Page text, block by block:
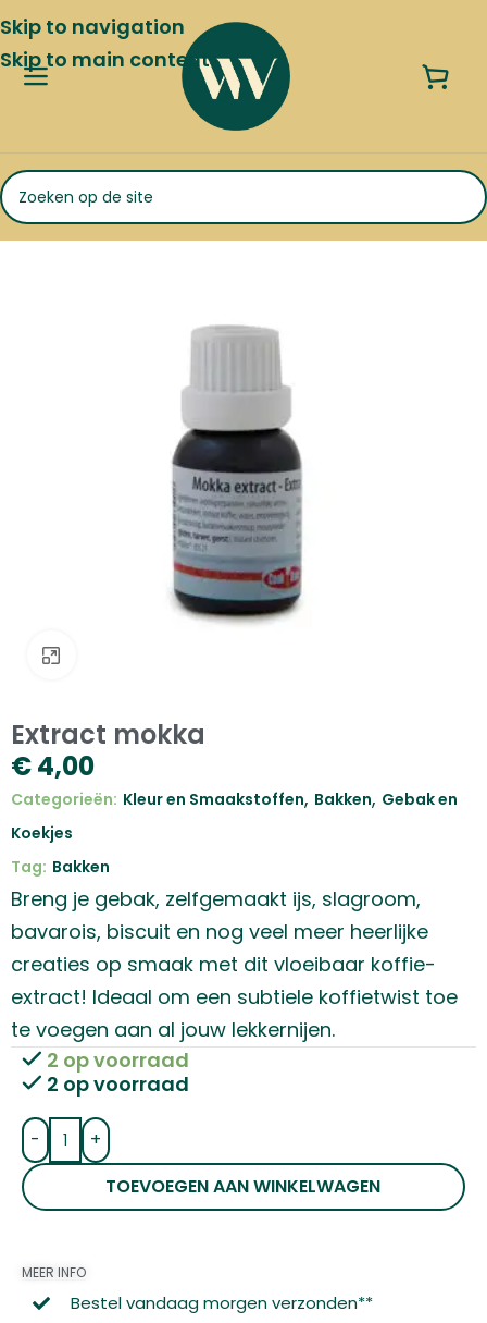
Skip to navigation
Skip to main content
Extract mokka
€4,00
Categorieën: Kleur en Smaakstoffen, Bakken, Gebak en
Koekjes
Tag: Bakken
Breng je gebak, zelfgemaakt ijs, slagroom,
bavarois, biscuit en nog veel meer heerlijke
creaties op smaak met dit vloeibaar koffie-
extract! Ideaal om een subtiele koffietwist toe
te voegen aan al jouw lekkernijen.
2 op voorraad
2 op voorraad
-
+
TOEVOEGEN AAN WINKELWAGEN
MEER INFO
Bestel vandaag morgen verzonden**